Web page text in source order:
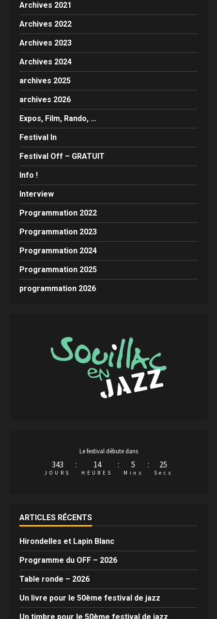
Archives 2021
Archives 2022
Archives 2023
Archives 2024
archives 2025
archives 2026
Expos, Film, Rando, …
Festival In
Festival Off – GRATUIT
Info !
Interview
Programmation 2022
Programmation 2023
Programmation 2024
Programmation 2025
programmation 2026
Le festival débute dans
343
JOURS
: 14
HEURES
: 5
Mins
: 24
Secs
ARTICLES RÉCENTS
Hirondelles et Lapin Blanc
Programme du OFF – 2026
Table ronde – 2026
Un livre pour le 50ème festival de jazz
Un timbre pour le 50ème festival de jazz